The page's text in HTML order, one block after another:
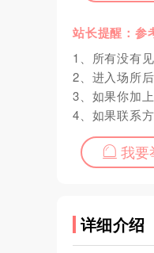
站长提醒：参
1、所有没有
2、进入场所
3、如果你加
4、如果联系
我要
详细介绍